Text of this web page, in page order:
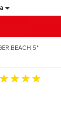
BEACH 5*